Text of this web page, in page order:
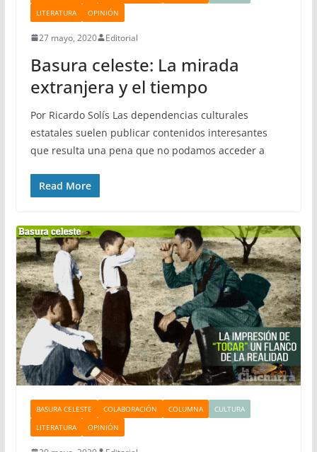
LITERATURA
OPINIÓN
27 mayo, 2020 Editorial
Basura celeste: La mirada
extranjera y el tiempo
Por Ricardo Solís Las dependencias culturales
estatales suelen publicar contenidos interesantes
que resulta una pena que no podamos acceder a
Read More
BASURA CELESTE COLABORACIÓN COLUMNA
CULTURA
LITERATURA
OPINIÓN